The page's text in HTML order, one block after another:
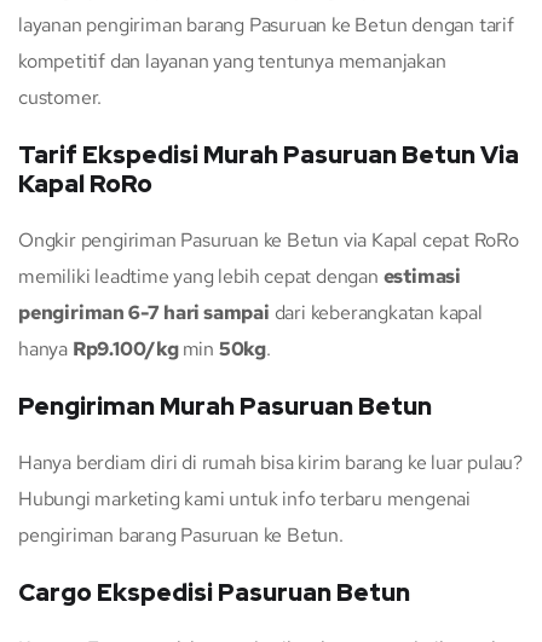
layanan pengiriman barang Pasuruan ke Betun dengan tarif
kompetitif dan layanan yang tentunya memanjakan
customer.
Tarif Ekspedisi Murah Pasuruan Betun Via
Kapal RoRo
Ongkir pengiriman Pasuruan ke Betun via Kapal cepat RoRo
memiliki leadtime yang lebih cepat dengan estimasi
pengiriman 6-7 hari sampai dari keberangkatan kapal
hanya Rp9.100/kgmin 50kg.
Pengiriman Murah Pasuruan Betun
Hanya berdiam diri di rumah bisa kirim barang ke luar pulau?
Hubungi marketing kami untuk info terbaru mengenai
pengiriman barang Pasuruan ke Betun.
Cargo Ekspedisi Pasuruan Betun